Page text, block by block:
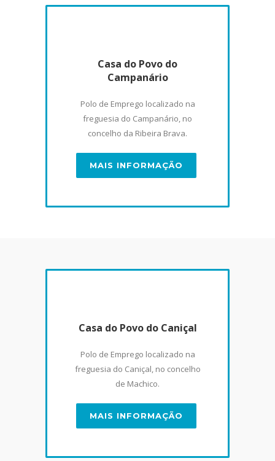
Casa do Povo do
Campanário
Polo de Emprego localizado na
freguesia do Campanário, no
concelho da Ribeira Brava.
MAIS INFORMAÇÃO
Casa do Povo do Caniçal
Polo de Emprego localizado na
freguesia do Caniçal, no concelho
de Machico.
MAIS INFORMAÇÃO